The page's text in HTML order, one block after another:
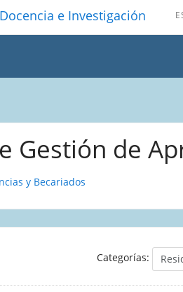
e Investigación
Gestión de
y Becariados
Categorías: